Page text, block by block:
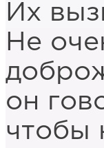
Их
Не
он
чтобы